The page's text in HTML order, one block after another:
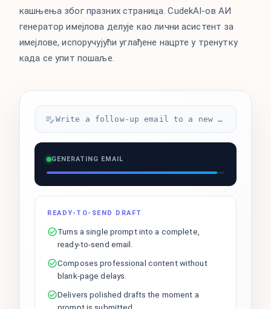
кашњења због празних страница. CudekAI-ов АИ
генератор имејлова делује као лични асистент за
имејлове, испоручујући углађене нацрте у тренутку
када се упит пошаље.
Write a follow-up email to a new lead...
GENERATING EMAIL
READY-TO-SEND DRAFT
Turns a single prompt into a complete,
ready-to-send email.
Composes professional content without
blank-page delays.
Delivers polished drafts the moment a